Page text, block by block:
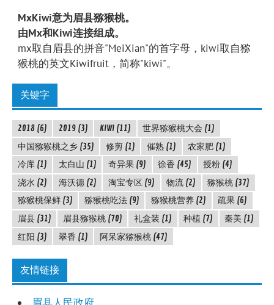
MxKiwi意为眉县猕猴桃。
由Mx和Kiwi连接组成。
mx取自眉县的拼音"MeiXian"的首字母，kiwi取自猕
猴桃的英文Kiwifruit，简称"kiwi"。
关键字
2018(6) 2019(3) KIWI(11) 世界猕猴桃大会 (1)
中国猕猴桃之乡(35) 修剪(1) 催熟(1) 农家肥 (1)
冷库(1) 太白山 (1) 奇异果 (9) 徐香 (45) 授粉 (4)
浇水(2) 海沃德(2) 淘宝专区(9) 物流 (2) 猕猴桃 (37)
猕猴桃保鲜(3) 猕猴桃吃法(9) 猕猴桃营养(2) 疏果 (6)
眉县(31) 眉县猕猴桃(70) 礼盒装 (1) 种植 (7) 秦美 (1)
红阳 (3) 翠香 (1) 阿呆家猕猴桃(47)
友情链接